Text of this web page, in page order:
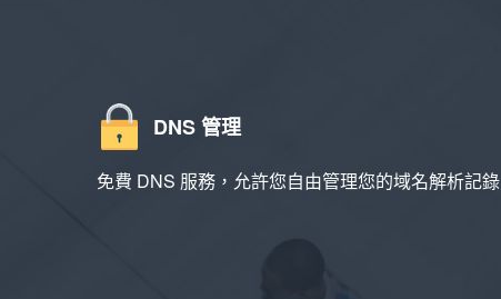
DNS 管理
免費 DNS 服務，允許您自由管理您的域名解析記錄